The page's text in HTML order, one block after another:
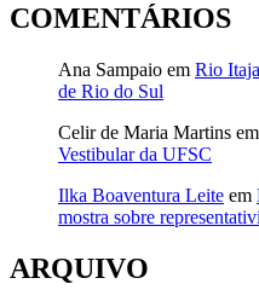
COMENTÁRIOS
Ana Sampaio em Rio
de Rio do Sul
Celir de Maria Martins em
Vestibular da UFSC
Ilka Boaventura Leite em
mostra sobre
ARQUIVO